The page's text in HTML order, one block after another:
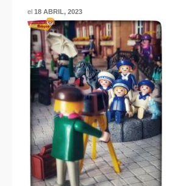
el 18 ABRIL, 2023